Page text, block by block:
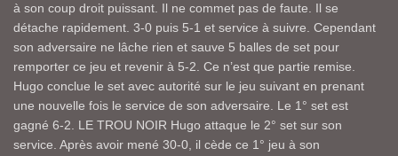
à son coup droit puissant. Il ne commet pas de faute. Il se
détache rapidement. 3-0 puis 5-1 et service à suivre. Cependant
son adversaire ne lâche rien et sauve 5 balles de set pour
remporter ce jeu et revenir à 5-2. Ce n’est que partie remise.
Hugo conclue le set avec autorité sur le jeu suivant en prenant
une nouvelle fois le service de son adversaire. Le 1° set est
gagné 6-2. LE TROU NOIR Hugo attaque le 2° set sur son
service. Après avoir mené 30-0, il cède ce 1° jeu à son